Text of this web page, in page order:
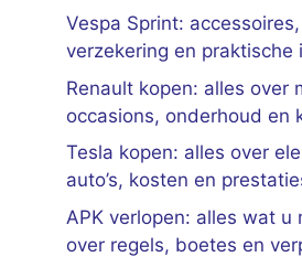
Vespa Sprint:
verzekering en praktische
Renault kopen: alles over
occasions, onderhoud en
Tesla kopen: alles over
auto’s, kosten en
APK verlopen: alles wat u
over regels, boetes en